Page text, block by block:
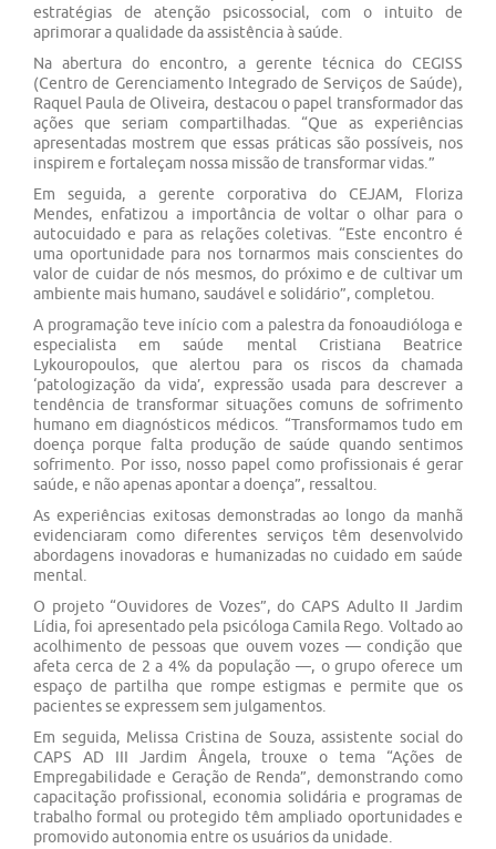
estratégias de atenção psicossocial, com o intuito de
aprimorar a qualidade da assistência à saúde.
Na abertura do encontro, a gerente técnica do CEGISS
(Centro de Gerenciamento Integrado de Serviços de Saúde),
Raquel Paula de Oliveira, destacou o papel transformador das
ações que seriam compartilhadas. “Que as experiências
apresentadas mostrem que essas práticas são possíveis, nos
inspirem e fortaleçam nossa missão de transformar vidas.”
Em seguida, a gerente corporativa do CEJAM, Floriza
Mendes, enfatizou a importância de voltar o olhar para o
autocuidado e para as relações coletivas. “Este encontro é
uma oportunidade para nos tornarmos mais conscientes do
valor de cuidar de nós mesmos, do próximo e de cultivar um
ambiente mais humano, saudável e solidário”, completou.
A programação teve início com a palestra da fonoaudióloga e
especialista em saúde mental Cristiana Beatrice
Lykouropoulos, que alertou para os riscos da chamada
‘patologização da vida’, expressão usada para descrever a
tendência de transformar situações comuns de sofrimento
humano em diagnósticos médicos. “Transformamos tudo em
doença porque falta produção de saúde quando sentimos
sofrimento. Por isso, nosso papel como profissionais é gerar
saúde, e não apenas apontar a doença”, ressaltou.
As experiências exitosas demonstradas ao longo da manhã
evidenciaram como diferentes serviços têm desenvolvido
abordagens inovadoras e humanizadas no cuidado em saúde
mental.
O projeto “Ouvidores de Vozes”, do CAPS Adulto II Jardim
Lídia, foi apresentado pela psicóloga Camila Rego. Voltado ao
acolhimento de pessoas que ouvem vozes — condição que
afeta cerca de 2 a 4% da população —, o grupo oferece um
espaço de partilha que rompe estigmas e permite que os
pacientes se expressem sem julgamentos.
Em seguida, Melissa Cristina de Souza, assistente social do
CAPS AD III Jardim Ângela, trouxe o tema “Ações de
Empregabilidade e Geração de Renda”, demonstrando como
capacitação profissional, economia solidária e programas de
trabalho formal ou protegido têm ampliado oportunidades e
promovido autonomia entre os usuários da unidade.